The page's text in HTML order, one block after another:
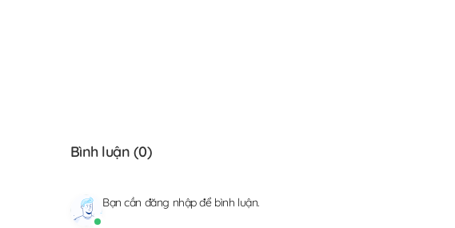
Bình luận (0)
Bạn cần đăng nhậpđể bình luận.